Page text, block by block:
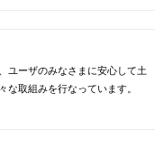
ユーザのみなさまに安心して土
取組みを行なっています。